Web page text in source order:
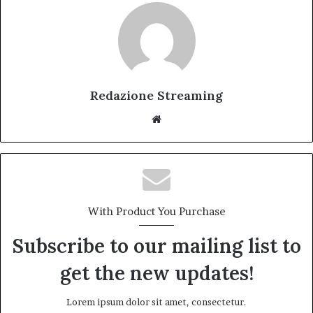
Redazione Streaming
With Product You Purchase
Subscribe to our mailing list to
get the new updates!
Lorem ipsum dolor sit amet, consectetur.